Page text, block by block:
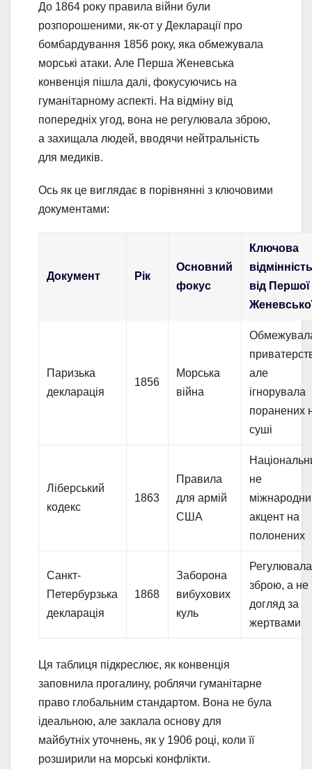
До 1864 року правила війни були
розпорошеними, як-от у Декларації про
бомбардування 1856 року, яка обмежувала
морські атаки. Але Перша Женевська
конвенція пішла далі, фокусуючись на
гуманітарному аспекті. На відміну від
попередніх угод, вона не регулювала зброю,
а захищала людей, вводячи нейтральність
для медиків.
Ось як це виглядає в порівнянні з ключовими
документами:
Документ Рік
Основний
фокус
Ключова
від Першої
Паризька
декларація
1856
Морська
війна
але
ігнорувала
поранених
суші
Ліберський
кодекс
1863
Правила
для армій
США
не
акцент на
полонених
Санкт-
Петербурзька
декларація
1868
Заборона
вибухових
куль
Регулювала
зброю, а не
догляд за
жертвами
Ця таблиця підкреслює, як конвенція
заповнила прогалину, роблячи гуманітарне
право глобальним стандартом. Вона не була
ідеальною, але заклала основу для
майбутніх уточнень, як у 1906 році, коли її
розширили на морські конфлікти.